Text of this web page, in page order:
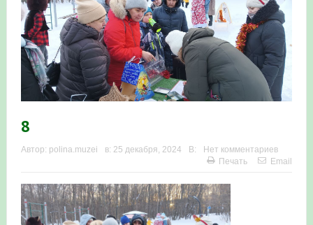
Итоги акции «Весенняя перекличка-2026» в
Республике Башкортостан
«Весенняя перекличка-2026» — 21-31 мая 2026
Мероприятие для ребят из дневного лагеря центра
олимпиадного движения «Аврора»
Фотофиксация и осмотр птенцов сапсанов на крыше
Участие башкирских орнитологов и бердвотчеров в
8
Автор: polina.muzei в: 25 декабря, 2024 В:
Нет комментариев
Печать
Email